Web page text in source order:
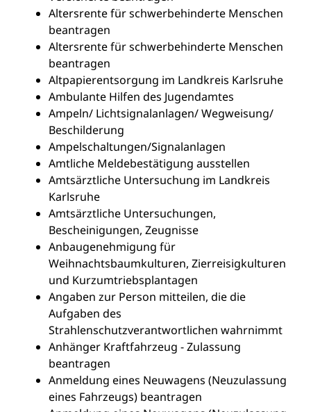
Altersrente für schwerbehinderte Menschen
beantragen
Altersrente für schwerbehinderte Menschen
beantragen
Altpapierentsorgung im Landkreis Karlsruhe
Ambulante Hilfen des Jugendamtes
Ampeln/ Lichtsignalanlagen/ Wegweisung/
Beschilderung
Ampelschaltungen/Signalanlagen
Amtliche Meldebestätigung ausstellen
Amtsärztliche Untersuchung im Landkreis
Karlsruhe
Amtsärztliche Untersuchungen,
Bescheinigungen, Zeugnisse
Anbaugenehmigung für
Weihnachtsbaumkulturen, Zierreisigkulturen
und Kurzumtriebsplantagen
Angaben zur Person mitteilen, die die
Aufgaben des
Strahlenschutzverantwortlichen wahrnimmt
Anhänger Kraftfahrzeug - Zulassung
beantragen
Anmeldung eines Neuwagens (Neuzulassung
eines Fahrzeugs) beantragen